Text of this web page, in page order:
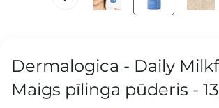
Dermalogica - Daily
Maigs pīlinga pūderis -